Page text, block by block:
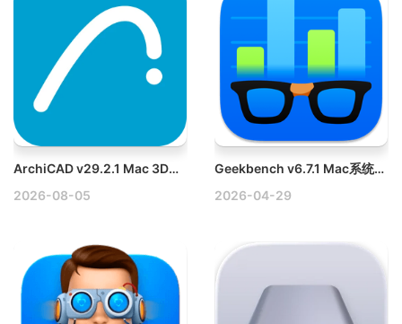
ArchiCAD v29.2.1 Mac 3D设计建筑模型工具破解版
2026-08-05
Geekbench v6.7.1 Mac系统跑分软件破解版下载
2026-04-29